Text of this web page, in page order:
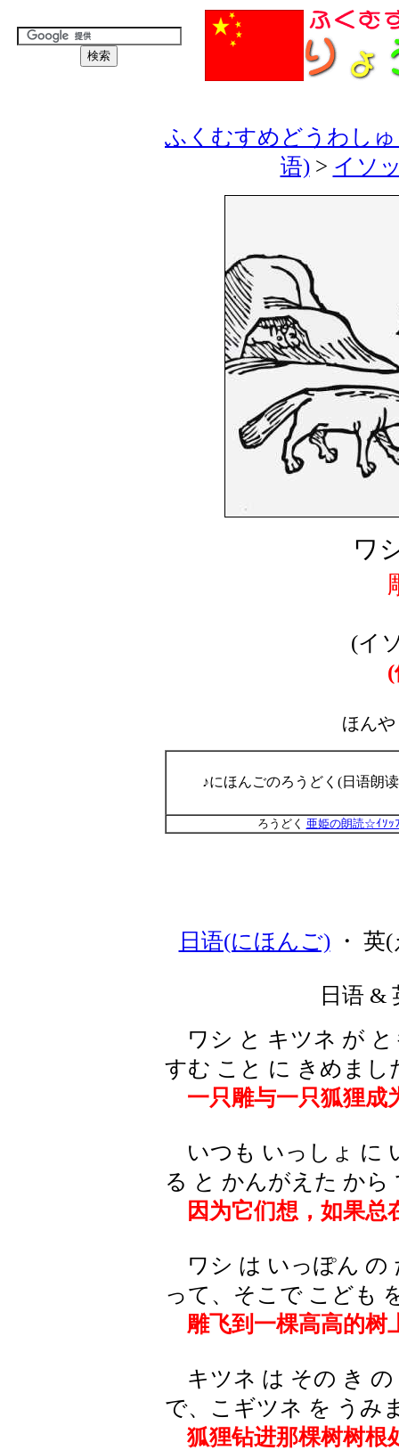
ふくむすめどうわし
语)> イソ
ワ
(イ
ほん
♪にほんごのろうどく(日语朗
ろうどく 亜姫の朗読☆ｲｿｯ
日语(にほんご)・ 英(
日语 &
ワシ と キツネ が と
すむ こと に きめまし
一只雕与一只狐狸成
いつも いっしょ に
る と かんがえた から
因为它们想，如果
ワシ は いっぽん の
って、そこで こども
雕飞到一棵高高的树
キツネ は その き の
で、こギツネ を うみ
狐狸钻进那棵树树根